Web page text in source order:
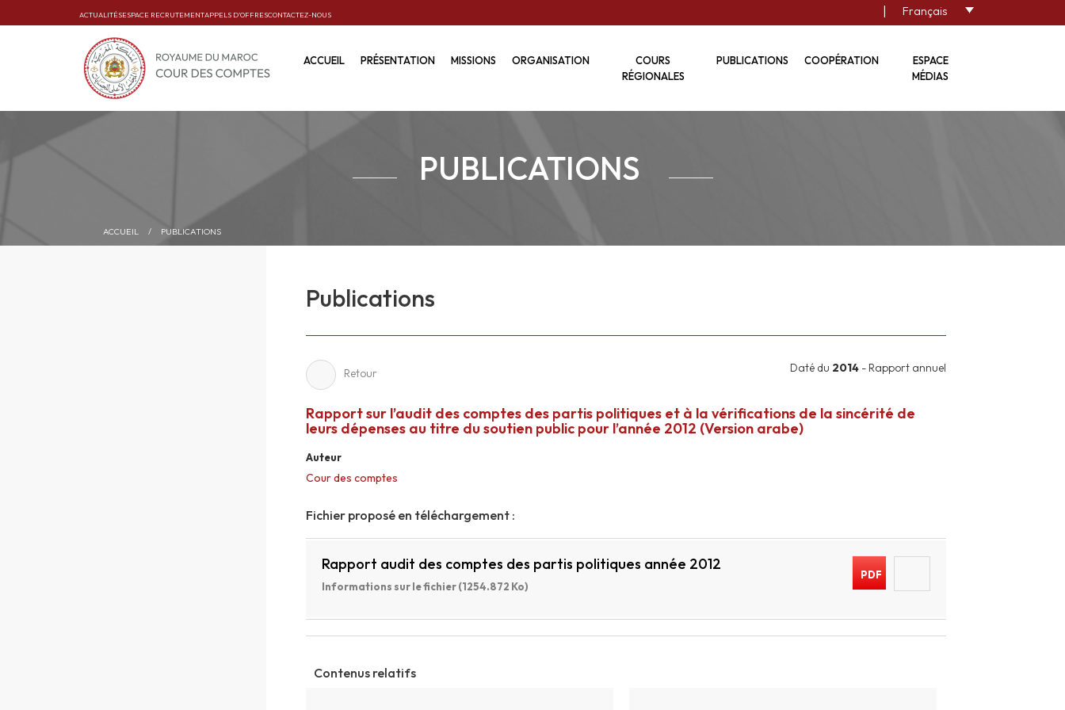
ACTUALITÉSESPACE RECRUTEMENTAPPELS D’OFFRESCONTACTEZ-NOUS | Français
ACCUEIL PRÉSENTATION MISSIONS ORGANISATION
COURS
RÉGIONALES
PUBLICATIONS COOPÉRATION
ESPACE
MÉDIAS
PUBLICATIONS
ACCUEIL / PUBLICATIONS
Publications
Retour Daté du 2014 - Rapport annuel
Rapport sur l’audit des comptes des partis politiques et à la vérifications de la sincérité de
leurs dépenses au titre du soutien public pour l’année 2012 (Version arabe)
Auteur
Cour des comptes
Fichier proposé en téléchargement :
Rapport audit des comptes des partis politiques année 2012
Informations sur le fichier (1254.872 Ko)
PDF
Contenus relatifs